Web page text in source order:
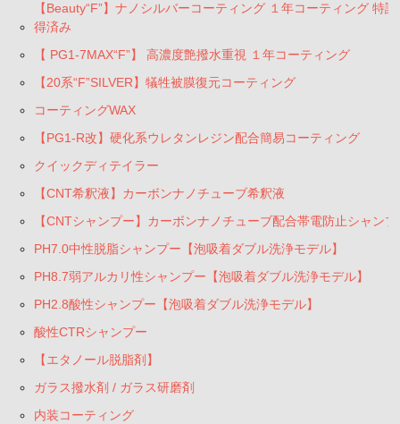
酸性スケール除去剤【取扱注意】
【Beauty“F”】ナノシルバーコーティング １年コーティング 特
得済み
【 PG1-7MAX“F”】 高濃度艶撥水重視 １年コーティング
【20系“F”SILVER】犠牲被膜復元コーティング
コーティングWAX
【PG1-R改】硬化系ウレタンレジン配合簡易コーティング
クイックディテイラー
【CNT希釈液】カーボンナノチューブ希釈液
【CNTシャンプー】カーボンナノチューブ配合帯電防止シャン
PH7.0中性脱脂シャンプー【泡吸着ダブル洗浄モデル】
PH8.7弱アルカリ性シャンプー【泡吸着ダブル洗浄モデル】
PH2.8酸性シャンプー【泡吸着ダブル洗浄モデル】
酸性CTRシャンプー
【エタノール脱脂剤】
ガラス撥水剤 / ガラス研磨剤
内装コーティング